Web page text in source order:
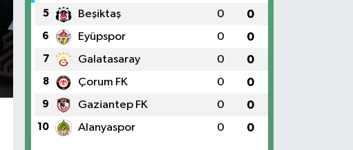
5 Beşiktaş 0 0
6 Eyüpspor 0 0
7 Galatasaray 0 0
8 Çorum FK 0 0
9 Gaziantep FK 0 0
10 Alanyaspor 0 0